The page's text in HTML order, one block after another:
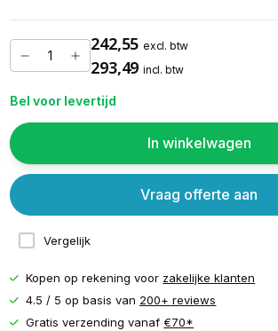
242,55 excl. btw
293,49 incl. btw
Bel voor levertijd
In winkelwagen
Vergelijk
Vraag offerte aan
Kopen op rekening voor zakelijke klanten
4.5 / 5 op basis van 200+ reviews
Gratis verzending vanaf€70*